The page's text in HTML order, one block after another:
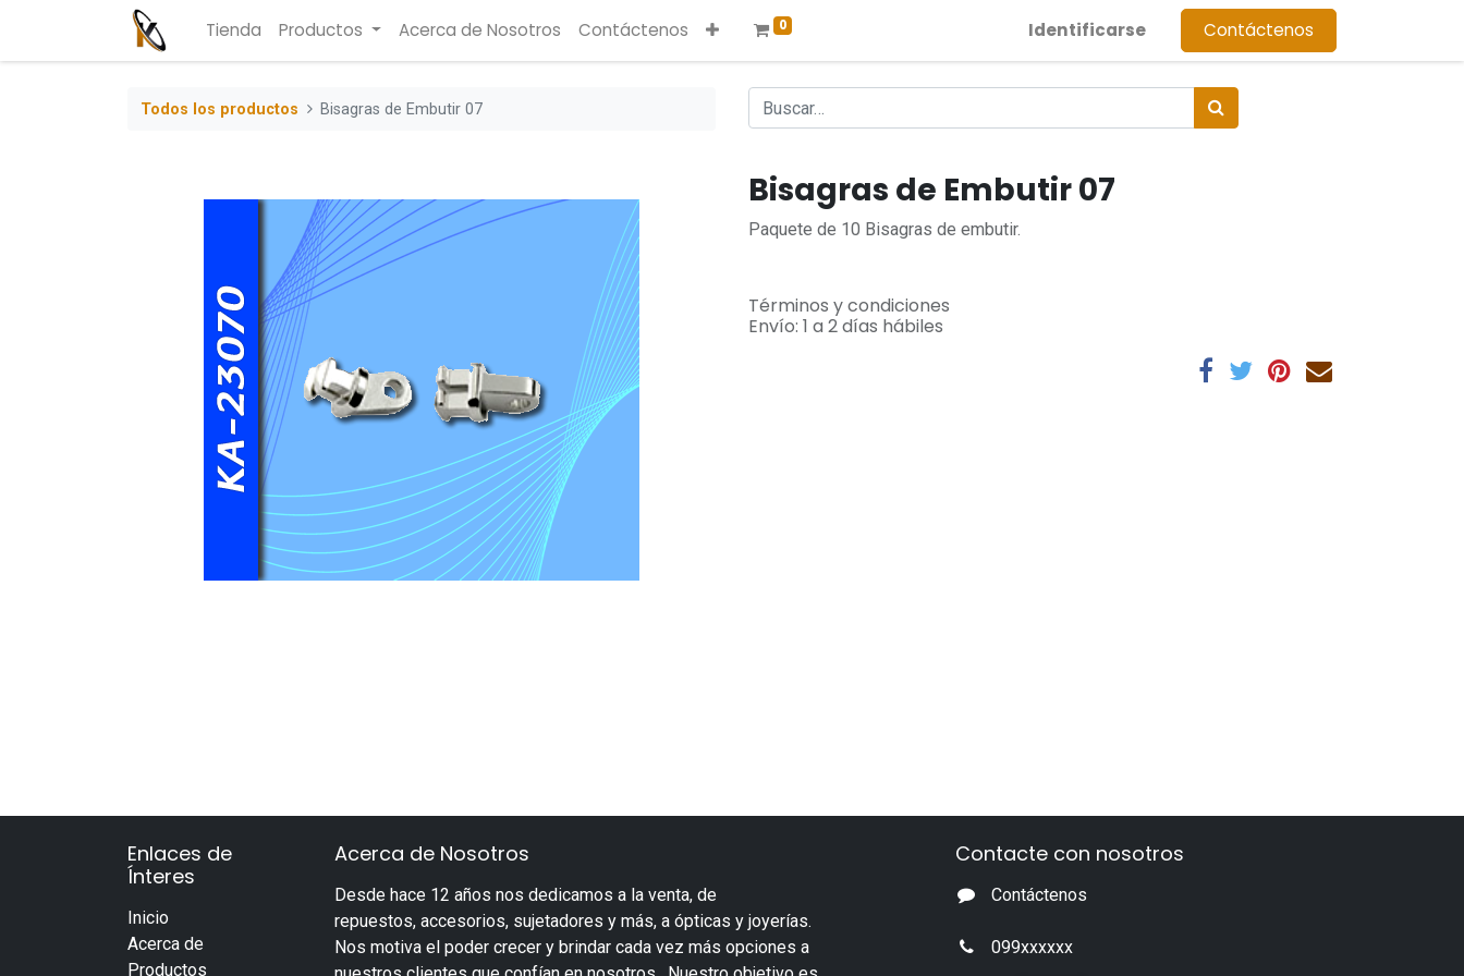
Tienda Productos Acerca de Nosotros Contáctenos 0 Identificarse Contáctenos
Todos los productos Bisagras de Embutir 07
Bisagras de Embutir 07
Paquete de 10 Bisagras de embutir.
Términos y condiciones
Envío: 1 a 2 días hábiles
Enlaces de
Ínteres
Inicio
Acerca de
Productos
Acerca de Nosotros
Desde hace 12 años nos dedicamos a la venta, de
repuestos, accesorios, sujetadores y más, a ópticas y joyerías.
Nos motiva el poder crecer y brindar cada vez más opciones a
Contacte con nosotros
Contáctenos
099xxxxxx